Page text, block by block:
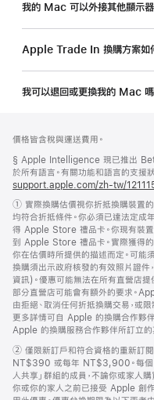
我的 Mac 可以外接其他顯示器
Apple Trade In 換購方案如
我可以退回或更換我的 Mac 嗎
腳
腳
價格皆含稅與運送費用。
註
腳
§ Apple Intelligence 現已推出 Beta
於所有語言。有關功能和語言的支援
support.apple.com/zh-tw/
註
腳
① 實際換購估價視你折抵換購裝置的
均符合折抵條件。你必須已達法定成
得 Apple Store 禮品卡。你現有裝置
到 Apple Store 禮品卡。實際獲得的
你在估價時所提供的描述而定。可能
換購須出示政府核發的有效照片證件
資訊)。優惠可能無法在所有直營店提
部分直營店可能會有額外的要求。
由拒絕、取消任何折抵換購交易，或
更多詳情可自 Apple 的換購合作夥
Apple 的換購服務合作夥伴所訂立的
註
腳
② 僅限新訂戶和符合資格的重新訂閱
NT$390 或每年 NT$3,900。每個「
人共享」群組的成員，不論你或家人
你或你的家人之前已接受 Apple 創